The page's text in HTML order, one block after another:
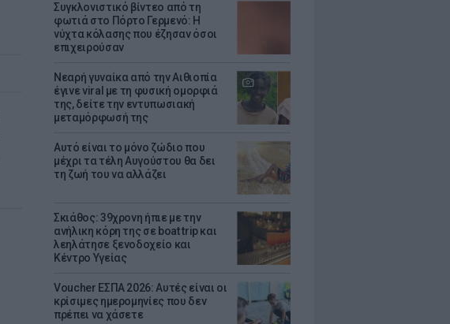
Συγκλονιστικό βίντεο από τη
φωτιά στο Πόρτο Γερμενό: Η
νύχτα κόλασης που έζησαν όσοι
επιχειρούσαν
Νεαρή γυναίκα από την Αιθιοπία
έγινε viral με τη φυσική ομορφιά
της, δείτε την εντυπωσιακή
μεταμόρφωσή της
Αυτό είναι το μόνο ζώδιο που
μέχρι τα τέλη Αυγούστου θα δει
τη ζωή του να αλλάζει
Σκιάθος: 39χρονη ήπιε με την
ανήλικη κόρη της σε boat trip και
λεηλάτησε ξενοδοχείο και
Κέντρο Υγείας
Voucher ΕΣΠΑ 2026: Αυτές είναι οι
κρίσιμες ημερομηνίες που δεν
πρέπει να χάσετε